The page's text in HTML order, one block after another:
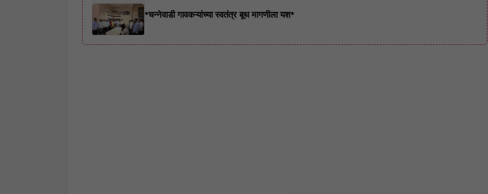
*चन्नेवाडी गावकऱ्यांच्या स्वतंत्र बूथ मागणीला यश*